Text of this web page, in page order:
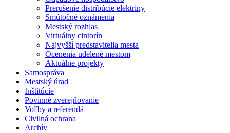
Prerušenie distribúcie elektriny
Smútočné oznámenia
Mestský rozhlas
Virtuálny cintorín
Najvyšší predstavitelia mesta
Ocenenia udelené mestom
Aktuálne projekty
Samospráva
Mestský úrad
Inštitúcie
Povinné zverejňovanie
Voľby a referendá
Civilná ochrana
Archív